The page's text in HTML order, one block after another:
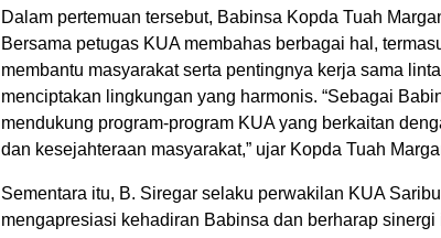
Dalam pertemuan tersebut, Babinsa Kopda Tuah
Bersama petugas KUA membahas berbagai hal,
membantu masyarakat serta pentingnya kerja sama
menciptakan lingkungan yang harmonis. “Sebagai
mendukung program-program KUA yang berkaitan
dan kesejahteraan masyarakat,” ujar Kopda Tuah
Sementara itu, B. Siregar selaku perwakilan KUA
mengapresiasi kehadiran Babinsa dan berharap sinergi